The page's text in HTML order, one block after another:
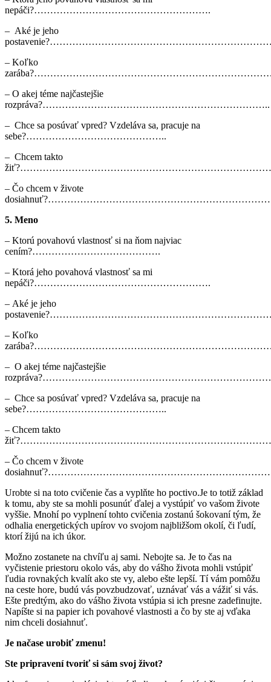
nepáči?……………………………………………….
– Aké je jeho
– Koľko
– O akej téme najčastejšie
rozpráva?……………………………………………………………..
– Chce sa posúvať vpred? Vzdeláva sa, pracuje na
sebe?……………………………………..
– Chcem takto
– Čo chcem v živote
5. Meno
– Ktorú povahovú vlastnosť si na ňom najviac
cením?………………………………….
– Ktorá jeho povahová vlastnosť sa mi
nepáči?……………………………………………….
– Aké je jeho
– Koľko
– O akej téme najčastejšie
– Chce sa posúvať vpred? Vzdeláva sa, pracuje na
sebe?……………………………………..
– Chcem takto
– Čo chcem v živote
Urobte si na toto cvičenie čas a vyplňte ho poctivo.Je to totiž základ
k tomu, aby ste sa mohli posunúť ďalej a vystúpiť vo vašom živote
vyššie. Mnohí po vyplnení tohto cvičenia zostanú šokovaní tým, že
odhalia energetických upírov vo svojom najbližšom okolí, či ľudí,
ktorí žijú na ich úkor.
Možno zostanete na chvíľu aj sami. Nebojte sa. Je to čas na
vyčistenie priestoru okolo vás, aby do vášho života mohli vstúpiť
ľudia rovnakých kvalít ako ste vy, alebo ešte lepší. Tí vám pomôžu
na ceste hore, budú vás povzbudzovať, uznávať vás a vážiť si vás.
Ešte predtým, ako do vášho života vstúpia si ich presne zadefinujte.
Napíšte si na papier ich povahové vlastnosti a čo by ste aj vďaka
nim chceli dosiahnuť.
Je načase urobiť zmenu!
Ste pripravení tvoriť si sám svoj život?